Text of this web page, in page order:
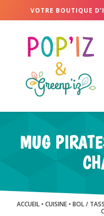
VOTRE BOUTIQUE
MUG
ACCUEIL• CUISINE• BOL /